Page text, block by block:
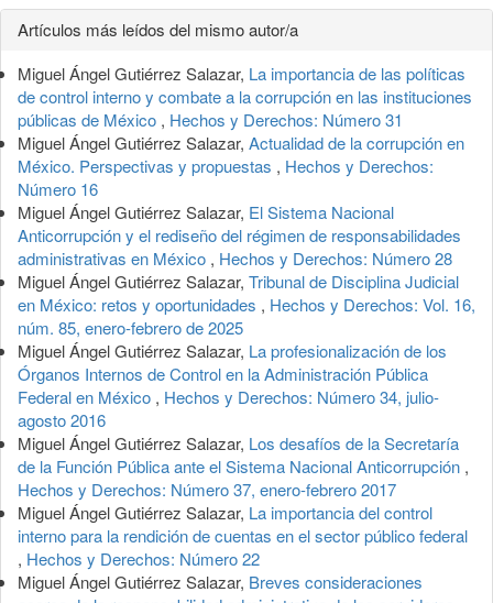
Detalles
del
artículo
Artículos más leídos del mismo autor/a
Miguel Ángel Gutiérrez Salazar, La importancia de las políticas
de control interno y combate a la corrupción en las instituciones
públicas de México , Hechos y Derechos: Número 31
Miguel Ángel Gutiérrez Salazar, Actualidad de la corrupción en
México. Perspectivas y propuestas , Hechos y Derechos:
Número 16
Miguel Ángel Gutiérrez Salazar, El Sistema Nacional
Anticorrupción y el rediseño del régimen de responsabilidades
administrativas en México , Hechos y Derechos: Número 28
Miguel Ángel Gutiérrez Salazar, Tribunal de Disciplina Judicial
en México: retos y oportunidades , Hechos y Derechos: Vol. 16,
núm. 85, enero-febrero de 2025
Miguel Ángel Gutiérrez Salazar, La profesionalización de los
Órganos Internos de Control en la Administración Pública
Federal en México , Hechos y Derechos: Número 34, julio-
agosto 2016
Miguel Ángel Gutiérrez Salazar, Los desafíos de la Secretaría
de la Función Pública ante el Sistema Nacional Anticorrupción ,
Hechos y Derechos: Número 37, enero-febrero 2017
Miguel Ángel Gutiérrez Salazar, La importancia del control
interno para la rendición de cuentas en el sector público federal
, Hechos y Derechos: Número 22
Miguel Ángel Gutiérrez Salazar, Breves consideraciones